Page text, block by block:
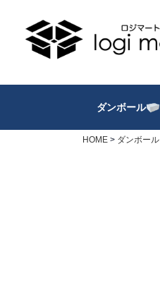
ダンボール
HOME ダンボール